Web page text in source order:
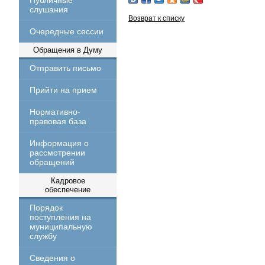
слушания
Очередные сессии
Обращения в Думу
Отправить письмо
Прийти на прием
Нормативно-
правовая база
Информация о
рассмотрении
обращений
Кадровое
обеспечение
Порядок
поступления на
муниципальную
службу
Сведения о
Возврат к списку